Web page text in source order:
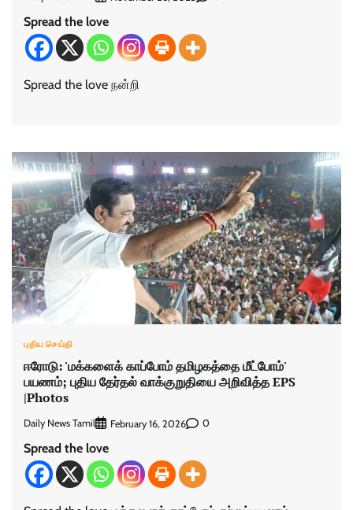
Spread the love
Spread the love நன்றி
புதிய செய்தி
ஈரோடு: 'மக்களைக் காப்போம் தமிழகத்தை மீட்போம்'
பயணம்; புதிய தேர்தல் வாக்குறுதியை அறிவித்த EPS
|Photos
Daily News Tamil February 16, 2026 0
Spread the love